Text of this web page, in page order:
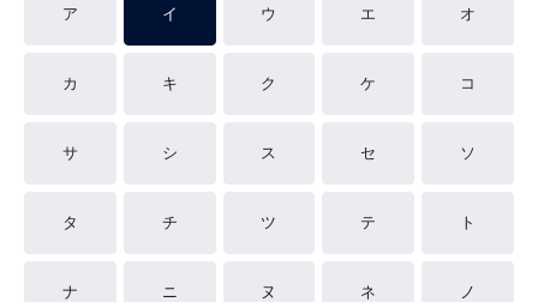
ア イ ウ エ オ
カ キ ク ケ コ
サ シ ス セ ソ
タ チ ツ テ ト
ナ ニ ヌ ネ ノ